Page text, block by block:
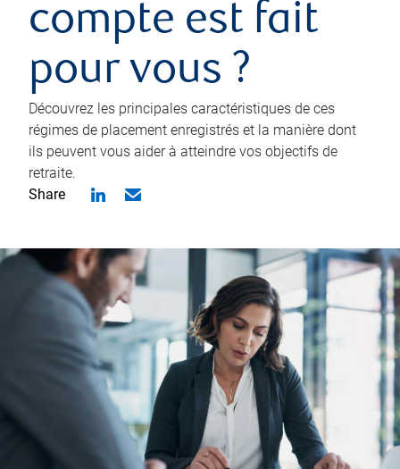
compte est fait
pour vous ?
Découvrez les principales caractéristiques de ces
régimes de placement enregistrés et la manière dont
ils peuvent vous aider à atteindre vos objectifs de
retraite.
Share